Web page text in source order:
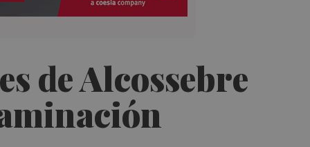
de Alcossebre